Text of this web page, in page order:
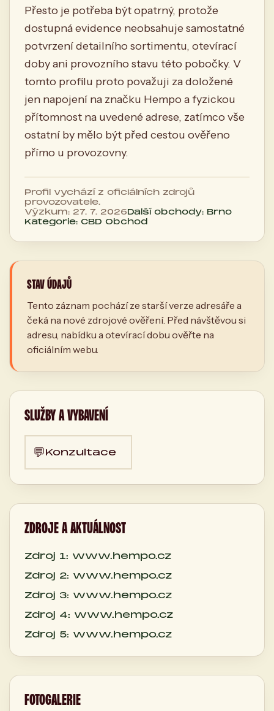
Přesto je potřeba být opatrný, protože
dostupná evidence neobsahuje samostatné
potvrzení detailního sortimentu, otevírací
doby ani provozního stavu této pobočky. V
tomto profilu proto považuji za doložené
jen napojení na značku Hempo a fyzickou
přítomnost na uvedené adrese, zatímco vše
ostatní by mělo být před cestou ověřeno
přímo u provozovny.
Profil vychází z oficiálních zdrojů
provozovatele.
Výzkum: 27. 7. 2026Další obchody: Brno
Kategorie: CBD Obchod
STAV ÚDAJŮ
Tento záznam pochází ze starší verze adresáře a
čeká na nové zdrojové ověření. Před návštěvou si
adresu, nabídku a otevírací dobu ověřte na
oficiálním webu.
SLUŽBY A VYBAVENÍ
💬Konzultace
ZDROJE A AKTUÁLNOST
Zdroj 1: www.hempo.cz
Zdroj 2: www.hempo.cz
Zdroj 3: www.hempo.cz
Zdroj 4: www.hempo.cz
Zdroj 5: www.hempo.cz
FOTOGALERIE